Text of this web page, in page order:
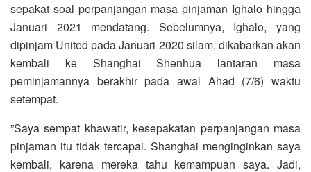
sepakat soal perpanjangan masa pinjaman Ighalo hingga
Januari 2021 mendatang. Sebelumnya, Ighalo, yang
dipinjam United pada Januari 2020 silam, dikabarkan akan
kembali ke Shanghai Shenhua lantaran masa
peminjamannya berakhir pada awal Ahad (7/6) waktu
setempat.
”Saya sempat khawatir, kesepakatan perpanjangan masa
pinjaman itu tidak tercapai. Shanghai menginginkan saya
kembali, karena mereka tahu kemampuan saya. Jadi,